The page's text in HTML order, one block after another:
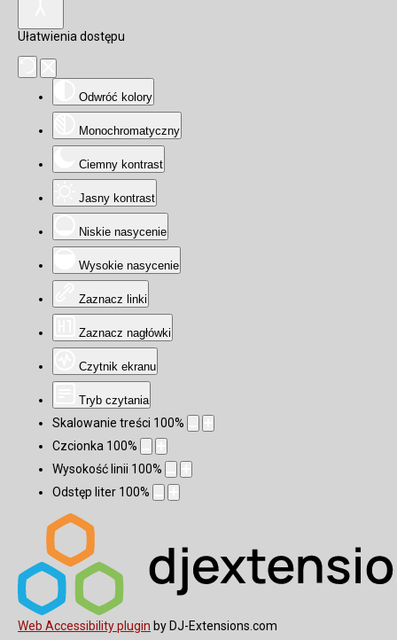
Ułatwienia dostępu
Odwróć kolory
Monochromatyczny
Ciemny kontrast
Jasny kontrast
Niskie nasycenie
Wysokie nasycenie
Zaznacz linki
Zaznacz nagłówki
Czytnik ekranu
Tryb czytania
Skalowanie treści 100%
Czcionka 100%
Wysokość linii 100%
Odstęp liter 100%
Web Accessibility plugin by DJ-Extensions.com